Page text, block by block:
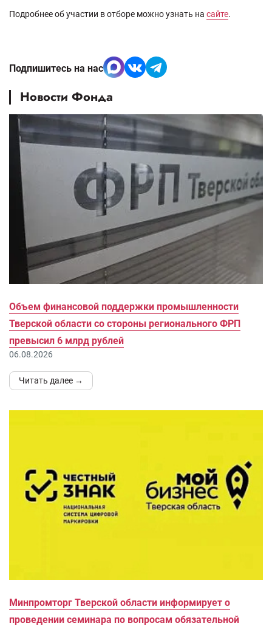
Подробнее об участии в отборе можно узнать на сайте.
Подпишитесь на нас
Новости Фонда
Объем финансовой поддержки промышленности
Тверской области со стороны регионального ФРП
превысил 6 млрд рублей
06.08.2026
Читать далее →
Минпромторг Тверской области информирует о
проведении семинара по вопросам обязательной